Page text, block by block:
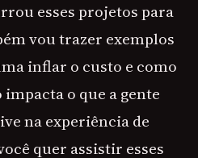
esses projetos para
vou trazer exemplos
inflar o custo e como
o que a gente
na experiência de
quer assistir esses